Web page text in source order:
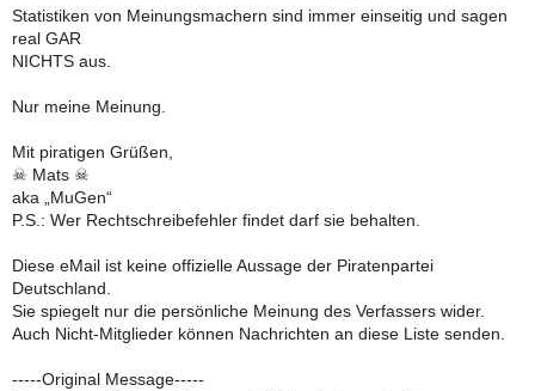
Statistiken von Meinungsmachern sind immer einseitig und sagen
real GAR
NICHTS aus.
Nur meine Meinung.
Mit piratigen Grüßen,
☠ Mats ☠
aka „MuGen“
P.S.: Wer Rechtschreibefehler findet darf sie behalten.
Diese eMail ist keine offizielle Aussage der Piratenpartei
Deutschland.
Sie spiegelt nur die persönliche Meinung des Verfassers wider.
Auch Nicht-Mitglieder können Nachrichten an diese Liste senden.
-----Original Message-----